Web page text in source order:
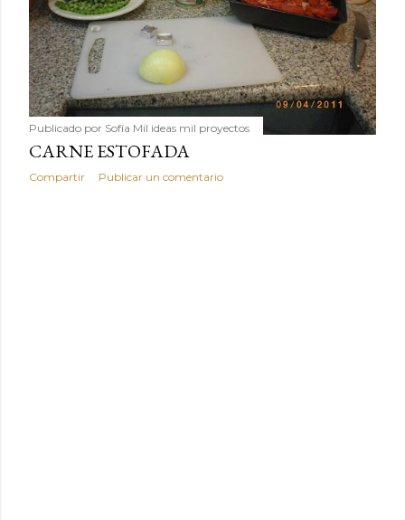
Publicado por Sofía Mil ideas mil proyectos
CARNE ESTOFADA
Compartir Publicar un comentario